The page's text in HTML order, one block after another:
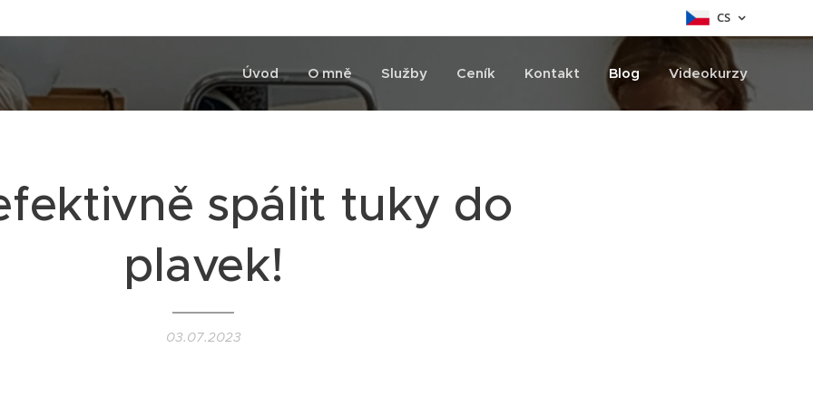
CS
Úvod O mně Služby Ceník Kontakt Blog Videokurzy
spálit tuky do
plavek!
03.07.2023